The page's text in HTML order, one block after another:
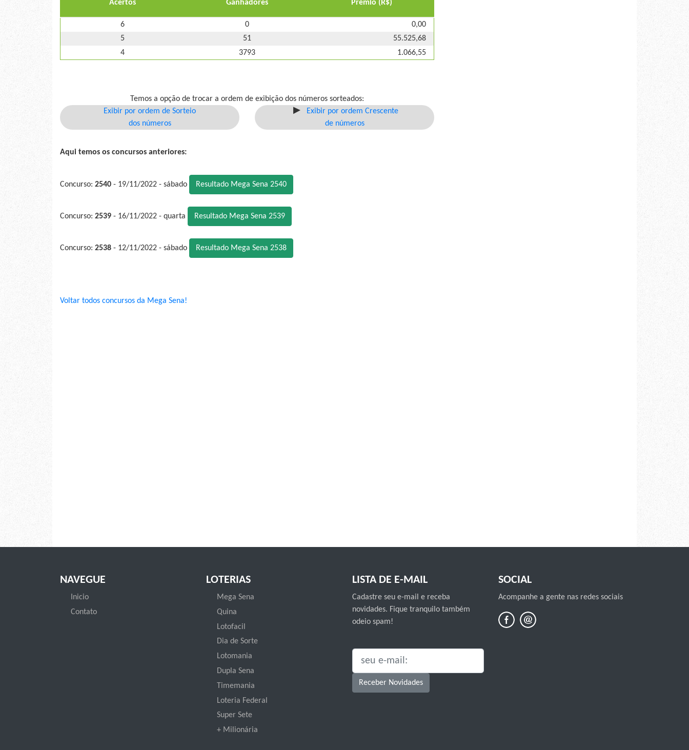
Acertos Ganhadores Prêmio (R$)
6 0
0,00
5
51
55.525,68
4
3793 1.066,55
Temos a opção de trocar a ordem de exibição dos números sorteados:
Exibir por ordem de Sorteio
dos números
Exibir por ordem Crescente
de números
Aqui temos os concursos anteriores:
Concurso: 2540 - 19/11/2022 - sábado Resultado Mega Sena 2540
Concurso: 2539 - 16/11/2022 - quarta Resultado Mega Sena 2539
Concurso: 2538 - 12/11/2022 - sábado Resultado Mega Sena 2538
Voltar todos concursos da Mega Sena!
NAVEGUE
Inicio
Contato
LOTERIAS
Mega Sena
Quina
Lotofacil
Dia de Sorte
Lotomania
Dupla Sena
Timemania
Loteria Federal
Super Sete
+ Milionária
LISTA DE E-MAIL
Cadastre seu e-mail e receba
novidades. Fique tranquilo também
odeio spam!
SEU E-MAIL:
Receber Novidades
SOCIAL
Acompanhe a gente nas redes sociais